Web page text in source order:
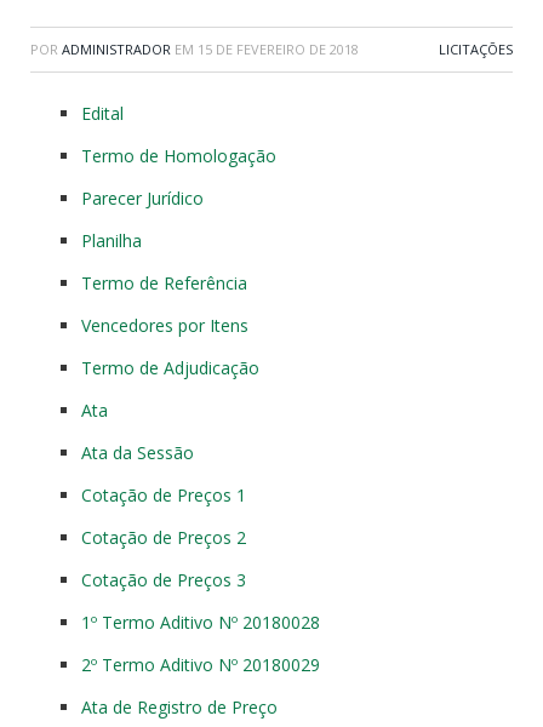
POR ADMINISTRADOR EM 15 DE FEVEREIRO DE 2018 LICITAÇÕES
Edital
Termo de Homologação
Parecer Jurídico
Planilha
Termo de Referência
Vencedores por Itens
Termo de Adjudicação
Ata
Ata da Sessão
Cotação de Preços 1
Cotação de Preços 2
Cotação de Preços 3
1º Termo Aditivo Nº 20180028
2º Termo Aditivo Nº 20180029
Ata de Registro de Preço